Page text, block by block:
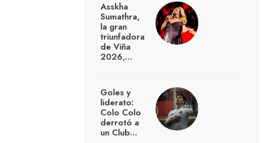
Asskha
Sumathra,
la gran
triunfadora
de Viña
2026,…
Goles y
liderato:
Colo Colo
derrotó a
un Club…